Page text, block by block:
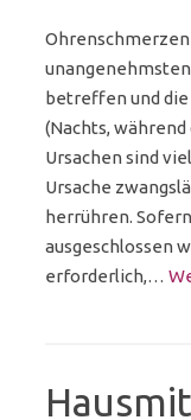
betreffen und
(Nachts,
Ursachen sind
Ursache
herrühren.
ausgeschlossen
erforderlich,…